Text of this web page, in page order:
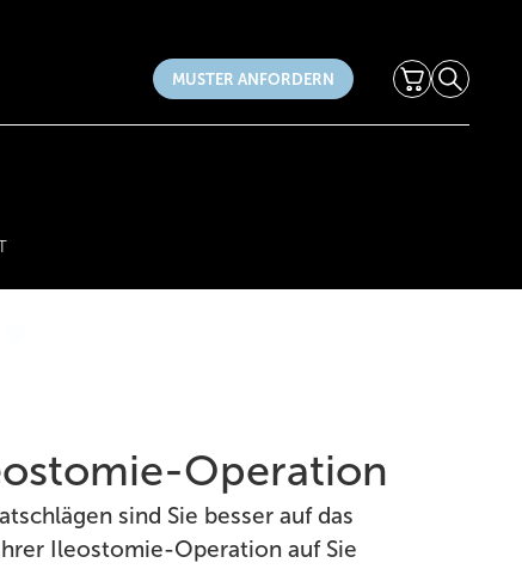
MUSTER ANFORDERN Warenkorb
Suche
Operation
sind Sie besser auf das
Ileostomie-Operation auf Sie